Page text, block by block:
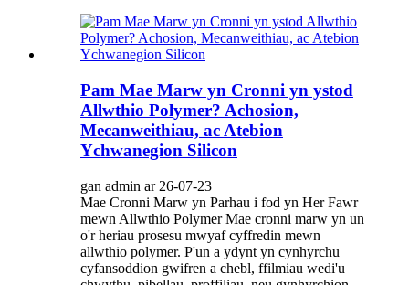
Pam Mae Marw yn Cronni yn ystod
Allwthio Polymer? Achosion,
Mecanweithiau, ac Atebion
Ychwanegion Silicon
gan admin ar 26-07-23
Mae Cronni Marw yn Parhau i fod yn Her Fawr
mewn Allwthio Polymer Mae cronni marw yn un
o'r heriau prosesu mwyaf cyffredin mewn
allwthio polymer. P'un a ydynt yn cynhyrchu
cyfansoddion gwifren a chebl, ffilmiau wedi'u